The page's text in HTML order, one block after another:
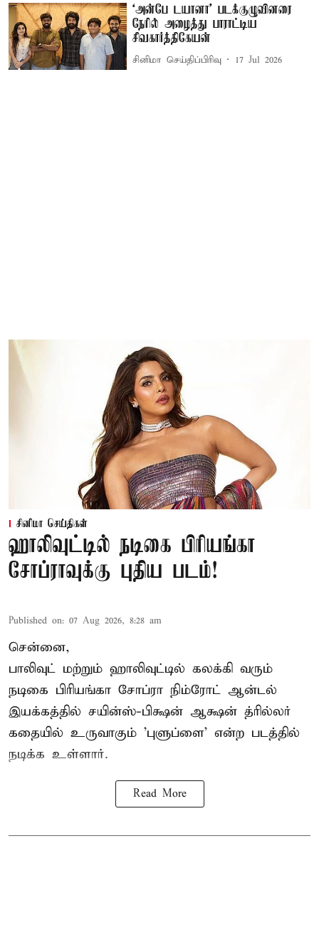
‘அன்பே டயானா' படக்குழுவினரை
நேரில் அழைத்து பாராட்டிய
சிவகார்த்திகேயன்
சினிமா செய்திப்பிரிவு 17 Jul 2026
சினிமா செய்திகள்
ஹாலிவுட்டில் நடிகை பிரியங்கா
சோப்ராவுக்கு புதிய படம்!
Published on: 07 Aug 2026, 8:28 am
சென்னை,
பாலிவுட் மற்றும் ஹாலிவுட்டில் கலக்கி வரும்
நடிகை பிரியங்கா சோப்ரா நிம்ரோட் ஆன்டல்
இயக்கத்தில் சயின்ஸ்-பிக்ஷன் ஆக்ஷன் த்ரில்லர்
கதையில் உருவாகும் 'புளுப்ளை' என்ற படத்தில்
நடிக்க உள்ளார்.
Read More